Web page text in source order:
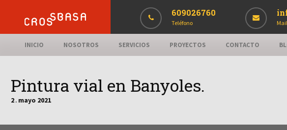
609026760
Teléfono Mail
INICIO NOSOTROS SERVICIOS PROYECTOS CONTACTO
Pintura vial en Banyoles.
2 . mayo 2021